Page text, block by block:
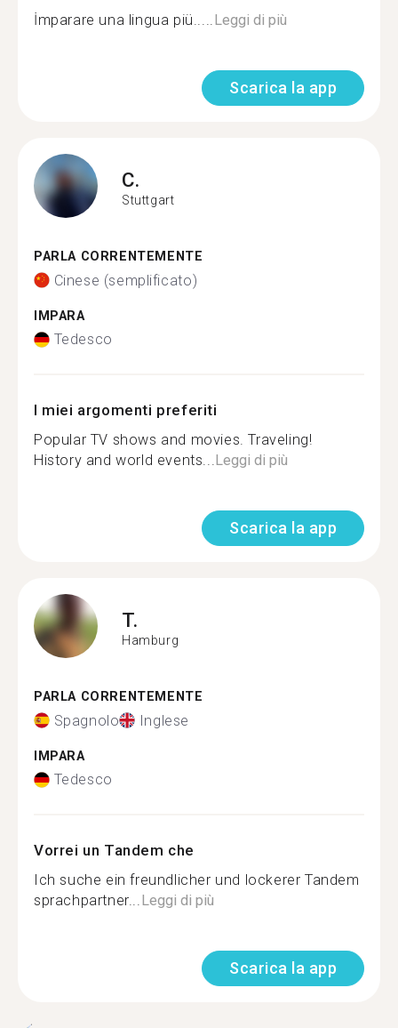
İmparare una lingua piü.....Leggi di più
Scarica la app
C.
Stuttgart
PARLA CORRENTEMENTE
Cinese (semplificato)
IMPARA
Tedesco
I miei argomenti preferiti
Popular TV shows and movies. Traveling!
History and world events...Leggi di più
Scarica la app
T.
Hamburg
PARLA CORRENTEMENTE
Spagnolo Inglese
IMPARA
Tedesco
Vorrei un Tandem che
Ich suche ein freundlicher und lockerer Tandem
sprachpartner...Leggi di più
Scarica la app